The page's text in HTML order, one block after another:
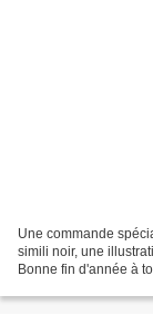
Une commande
simili noir, une
Bonne fin d'année à